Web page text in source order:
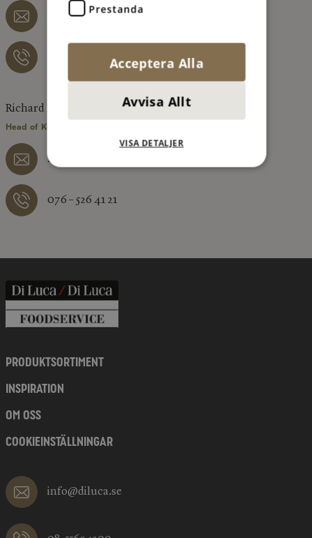
jane.sernemo@diluca.se
076 – 526 41 29
Richard Hermansson
Head of Key Account Manager
richard.hermansson@diluca.se
076 – 526 41 21
PRODUKTSORTIMENT
INSPIRATION
OM OSS
COOKIEINSTÄLLNINGAR
info@diluca.se
Prestanda
Acceptera Alla
Avvisa Allt
VISA DETALJER